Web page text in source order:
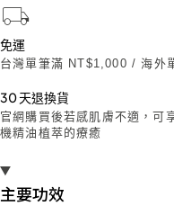
免運
台灣單筆滿 NT$1,000 / 海外
30 天退換貨
官網購買後若感肌膚不適，可
機精油植萃的療癒
主要功效